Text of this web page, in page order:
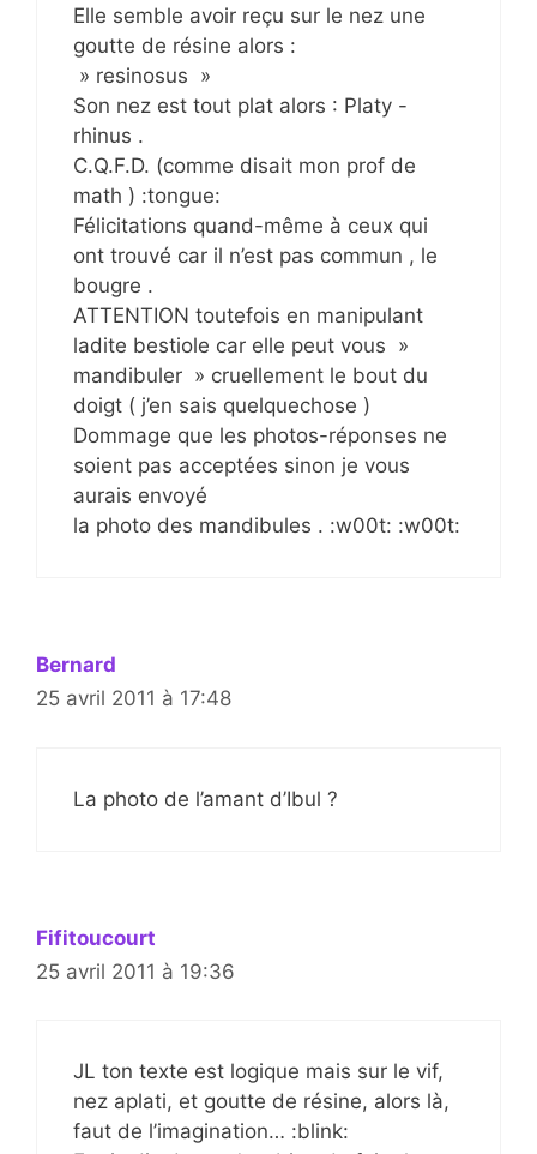
Elle semble avoir reçu sur le nez une
goutte de résine alors :
» resinosus »
Son nez est tout plat alors : Platy -
rhinus .
C.Q.F.D. (comme disait mon prof de
math ) :tongue:
Félicitations quand-même à ceux qui
ont trouvé car il n’est pas commun , le
bougre .
ATTENTION toutefois en manipulant
ladite bestiole car elle peut vous »
mandibuler » cruellement le bout du
doigt ( j’en sais quelquechose )
Dommage que les photos-réponses ne
soient pas acceptées sinon je vous
aurais envoyé
la photo des mandibules . :w00t: :w00t:
Bernard
25 avril 2011 à 17:48
La photo de l’amant d’Ibul ?
Fifitoucourt
25 avril 2011 à 19:36
JL ton texte est logique mais sur le vif,
nez aplati, et goutte de résine, alors là,
faut de l’imagination… :blink: